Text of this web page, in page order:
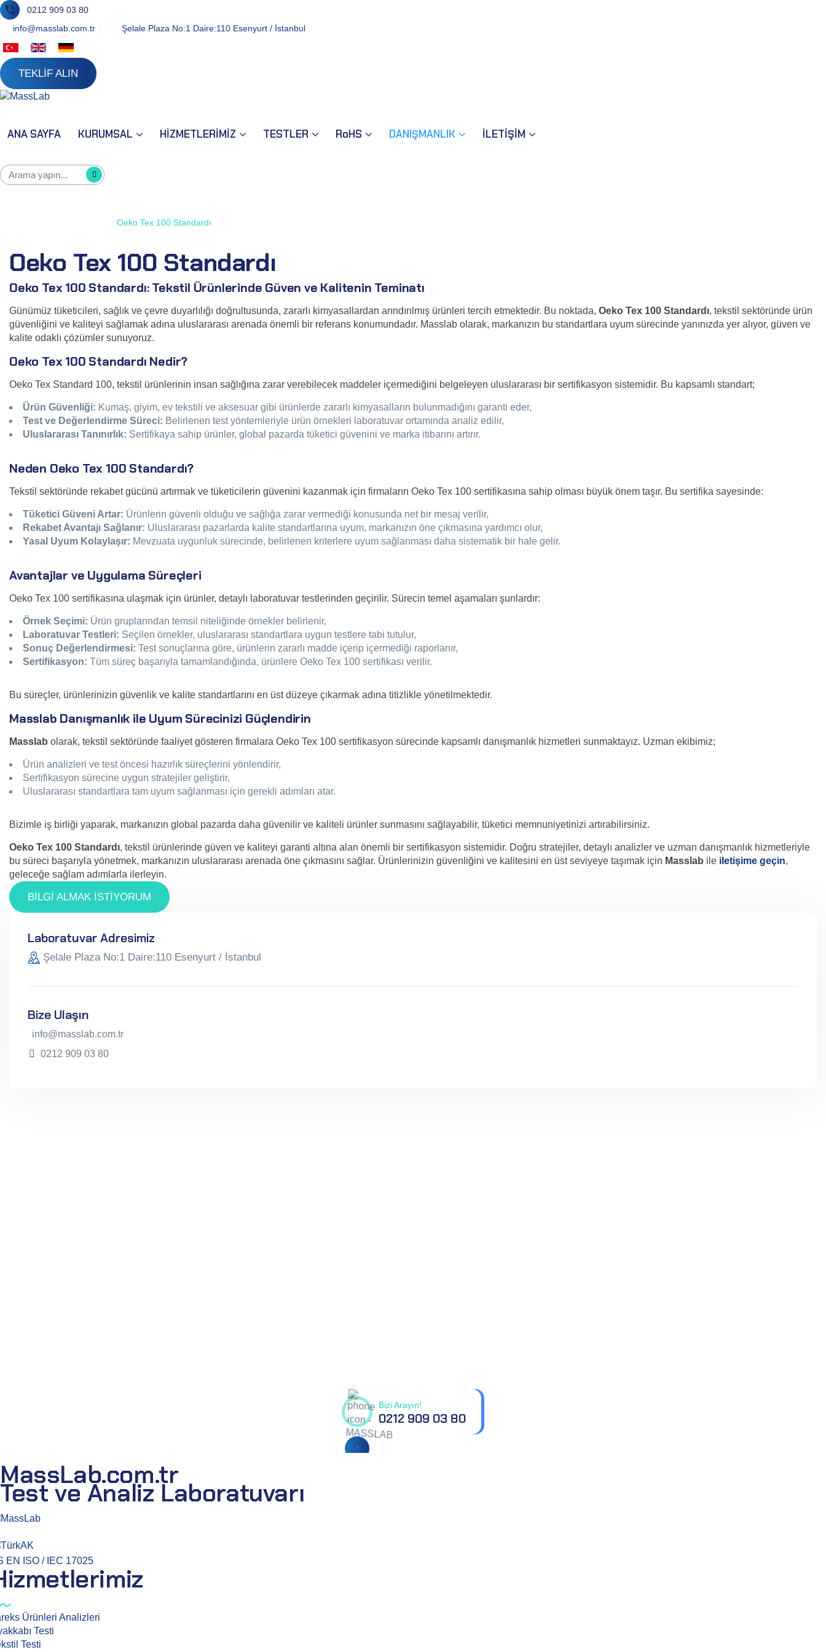
0212 909 03 80
info@masslab.com.tr
Şelale Plaza No:1 Daire:110 Esenyurt / İstanbul
TEKLİF ALIN
ANA SAYFA KURUMSAL HİZMETLERİMİZ TESTLER RoHS DANIŞMANLIK İLETİŞİM
Oeko Tex 100 Standardı
Oeko Tex 100 Standardı
Oeko Tex 100 Standardı: Tekstil Ürünlerinde Güven ve Kalitenin Teminatı
Günümüz tüketicileri, sağlık ve çevre duyarlılığı doğrultusunda, zararlı kimyasallardan arındırılmış ürünleri tercih etmektedir. Bu noktada, Oeko Tex 100 Standardı, tekstil sektöründe ürün
güvenliğini ve kaliteyi sağlamak adına uluslararası arenada önemli bir referans konumundadır. Masslab olarak, markanızın bu standartlara uyum sürecinde yanınızda yer alıyor, güven ve
kalite odaklı çözümler sunuyoruz.
Oeko Tex 100 Standardı Nedir?
Oeko Tex Standard 100, tekstil ürünlerinin insan sağlığına zarar verebilecek maddeler içermediğini belgeleyen uluslararası bir sertifikasyon sistemidir. Bu kapsamlı standart;
Ürün Güvenliği: Kumaş, giyim, ev tekstili ve aksesuar gibi ürünlerde zararlı kimyasalların bulunmadığını garanti eder,
Test ve Değerlendirme Süreci: Belirlenen test yöntemleriyle ürün örnekleri laboratuvar ortamında analiz edilir,
Uluslararası Tanınırlık: Sertifikaya sahip ürünler, global pazarda tüketici güvenini ve marka itibarını artırır.
Neden Oeko Tex 100 Standardı?
Tekstil sektöründe rekabet gücünü artırmak ve tüketicilerin güvenini kazanmak için firmaların Oeko Tex 100 sertifikasına sahip olması büyük önem taşır. Bu sertifika sayesinde:
Tüketici Güveni Artar: Ürünlerin güvenli olduğu ve sağlığa zarar vermediği konusunda net bir mesaj verilir,
Rekabet Avantajı Sağlanır: Uluslararası pazarlarda kalite standartlarına uyum, markanızın öne çıkmasına yardımcı olur,
Yasal Uyum Kolaylaşır: Mevzuata uygunluk sürecinde, belirlenen kriterlere uyum sağlanması daha sistematik bir hale gelir.
Avantajlar ve Uygulama Süreçleri
Oeko Tex 100 sertifikasına ulaşmak için ürünler, detaylı laboratuvar testlerinden geçirilir. Sürecin temel aşamaları şunlardır:
Örnek Seçimi: Ürün gruplarından temsil niteliğinde örnekler belirlenir,
Laboratuvar Testleri: Seçilen örnekler, uluslararası standartlara uygun testlere tabi tutulur,
Sonuç Değerlendirmesi: Test sonuçlarına göre, ürünlerin zararlı madde içerip içermediği raporlanır,
Sertifikasyon: Tüm süreç başarıyla tamamlandığında, ürünlere Oeko Tex 100 sertifikası verilir.
Bu süreçler, ürünlerinizin güvenlik ve kalite standartlarını en üst düzeye çıkarmak adına titizlikle yönetilmektedir.
Masslab Danışmanlık ile Uyum Sürecinizi Güçlendirin
Masslab olarak, tekstil sektöründe faaliyet gösteren firmalara Oeko Tex 100 sertifikasyon sürecinde kapsamlı danışmanlık hizmetleri sunmaktayız. Uzman ekibimiz;
Ürün analizleri ve test öncesi hazırlık süreçlerini yönlendirir,
Sertifikasyon sürecine uygun stratejiler geliştirir,
Uluslararası standartlara tam uyum sağlanması için gerekli adımları atar.
Bizimle iş birliği yaparak, markanızın global pazarda daha güvenilir ve kaliteli ürünler sunmasını sağlayabilir, tüketici memnuniyetinizi artırabilirsiniz.
Oeko Tex 100 Standardı, tekstil ürünlerinde güven ve kaliteyi garanti altına alan önemli bir sertifikasyon sistemidir. Doğru stratejiler, detaylı analizler ve uzman danışmanlık hizmetleriyle
bu süreci başarıyla yönetmek, markanızın uluslararası arenada öne çıkmasını sağlar. Ürünlerinizin güvenliğini ve kalitesini en üst seviyeye taşımak için Masslab ile iletişime geçin,
geleceğe sağlam adımlarla ilerleyin.
BİLGİ ALMAK İSTİYORUM
Laboratuvar Adresimiz
Şelale Plaza No:1 Daire:110 Esenyurt / İstanbul
Bize Ulaşın
info@masslab.com.tr
0212 909 03 80
Bizi Arayın!
0212 909 03 80
MassLab.com.tr
Test ve Analiz Laboratuvarı
EN ISO / IEC 17025
Ürünleri Analizleri
Testi
Testi